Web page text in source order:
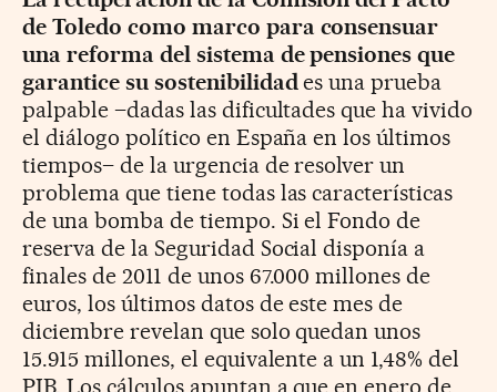
de Toledo como marco para consensuar
una reforma del sistema de pensiones que
garantice su sostenibilidades una prueba
palpable –dadas las dificultades que ha vivido
el diálogo político en España en los últimos
tiempos– de la urgencia de resolver un
problema que tiene todas las características
de una bomba de tiempo. Si el Fondo de
reserva de la Seguridad Social disponía a
finales de 2011 de unos 67.000 millones de
euros, los últimos datos de este mes de
diciembre revelan que solo quedan unos
15.915 millones, el equivalente a un 1,48% del